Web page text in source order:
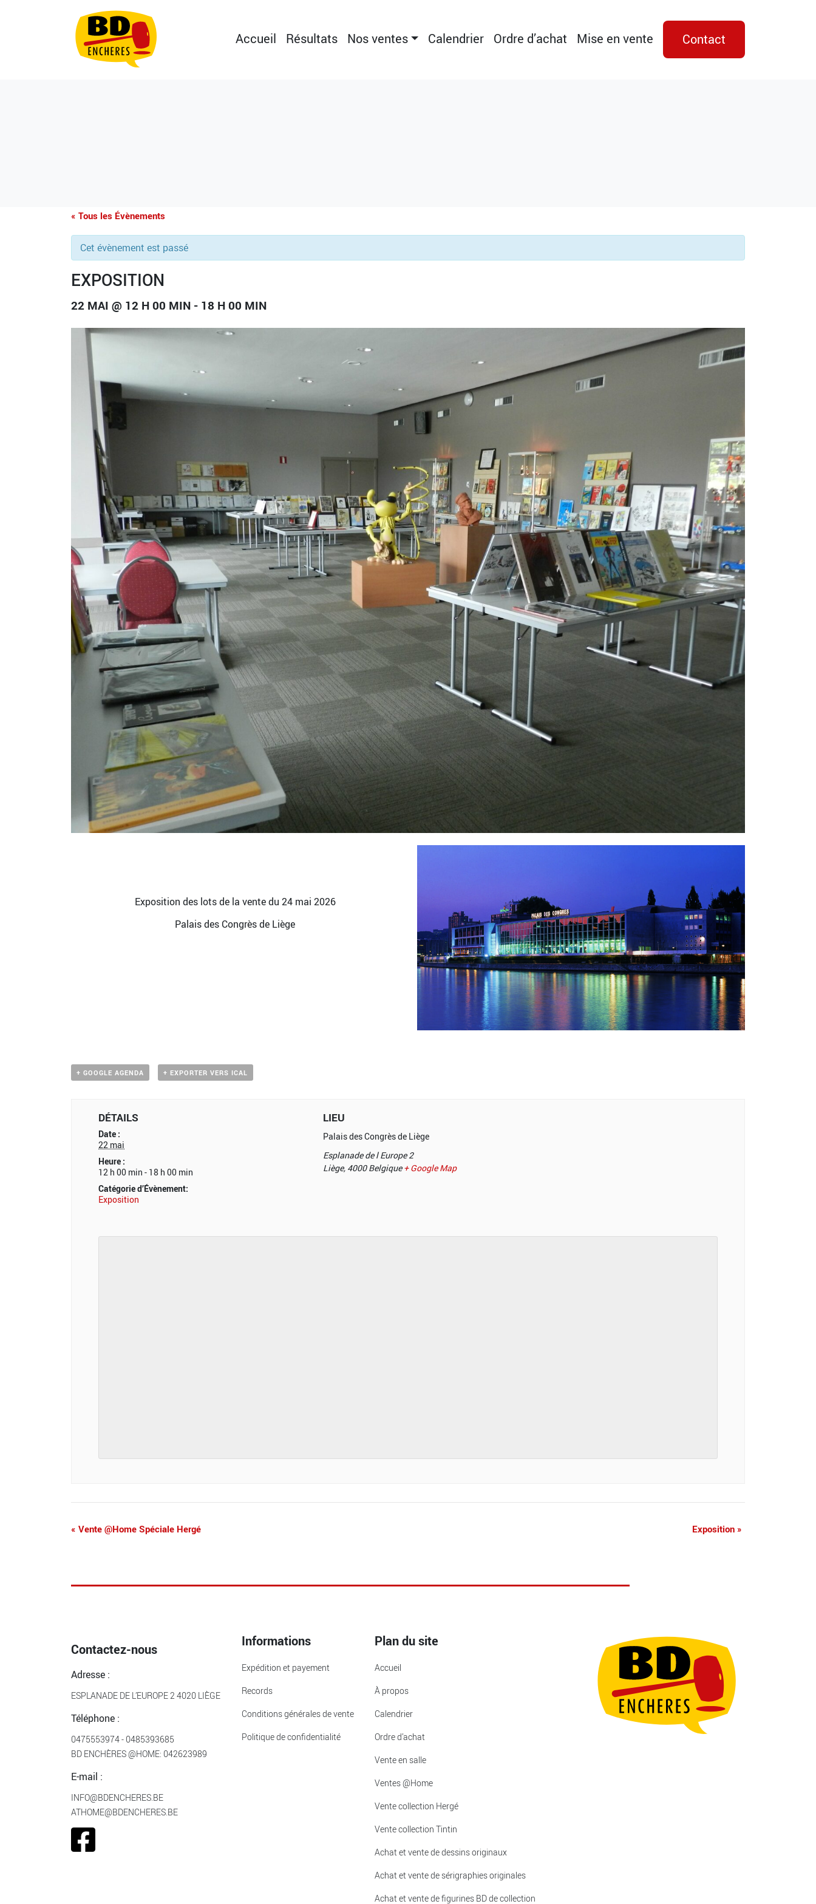
Accueil Résultats Nos ventes Calendrier Ordre d’achat Mise en vente Contact
« Tous les Évènements
Cet évènement est passé
EXPOSITION
22 MAI @ 12 H 00 MIN - 18 H 00 MIN
Exposition des lots de la vente du 24 mai 2026
Palais des Congrès de Liège
+ GOOGLE AGENDA + EXPORTER VERS ICAL
DÉTAILS
Date :
22 mai
Heure :
12 h 00 min - 18 h 00 min
Catégorie d’Évènement:
Exposition
LIEU
Palais des Congrès de Liège
Esplanade de l Europe 2
Liège, 4000 Belgique + Google Map
« Vente @Home Spéciale Hergé Exposition »
Contactez-nous
Adresse :
ESPLANADE DE L’EUROPE 2 4020 LIÈGE
Téléphone :
0475553974- 0485393685
BD ENCHÈRES @HOME: 042623989
E-mail :
INFO@BDENCHERES.BE
ATHOME@BDENCHERES.BE
Informations
Expédition et payement
Records
Conditions générales de vente
Politique de confidentialité
Plan du site
Accueil
À propos
Calendrier
Ordre d’achat
Vente en salle
Ventes @Home
Vente collection Hergé
Vente collection Tintin
Achat et vente de dessins originaux
Achat et vente de sérigraphies originales
Achat et vente de figurines BD de collection